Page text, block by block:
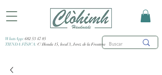
WhatsApp: 682 53 47 85
TIENDA FÍSICA: C/ Honda 15, local 3, Jerez de la Frontera